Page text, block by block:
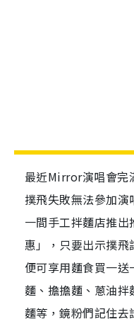
最近Mirror演唱會完
撲飛失敗無法參加
一間手工拌麵店推
惠」，只要出示撲
便可享用麵食買一
麵、擔擔麵、蔥油
麵等，鏡粉們記住去